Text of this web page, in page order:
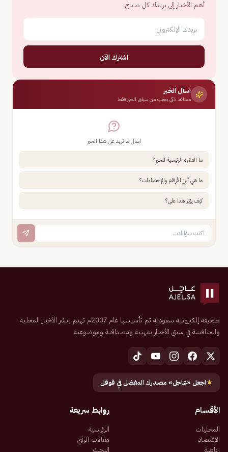
أهم الأخبار إلى بريدك كل صباح.
اشترك الآن
اسأل الخبر
مساعد ذكي يجيب من سياق الخبر فقط
اسأل ما تريد عن هذا الخبر
ما الفكرة الرئيسية للخبر؟
ما هي أبرز الأرقام والإحصاءات؟
كيف يؤثر هذا علي؟
صحيفة إلكترونية سعودية تم تأسيسها عام 2007م تهتم بنشر الأخبار المحلية
والمنافسة في سبق الأخبار بمهنية ومصداقية وموضوعية
★اجعل «عاجل» مصدرك المفضل في قوقل
الأقسام
المحليات
الاقتصاد
رياضة
روابط سريعة
الرئيسية
مقالات الرأي
البحث